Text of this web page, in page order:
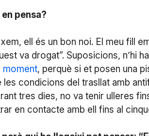
pensa?
ell és un bon noi. El meu fill
va drogat”. Suposicions, n’hi
moment, perquè si et posen una
les condicions del trasllat amb
tres dies, no va tenir ulleres
en contacte amb ell fins al